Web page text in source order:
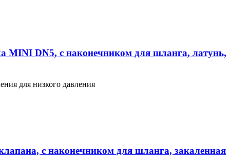
MINI DN5, с наконечником для шланга, латунь,
для низкого давления
с наконечником для шланга, закаленная